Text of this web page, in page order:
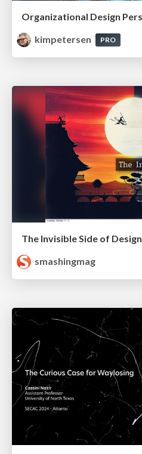
kimpetersen
PRO
The Invisible Side of Design
smashingmag